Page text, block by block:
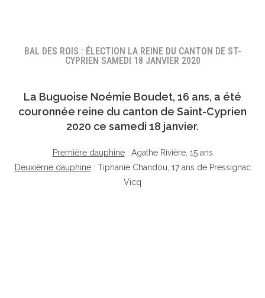
BAL DES ROIS : ÉLECTION LA REINE DU CANTON DE ST-
CYPRIEN SAMEDI 18 JANVIER 2020
La Buguoise Noémie Boudet, 16 ans, a été
couronnée reine du canton de Saint-Cyprien
2020 ce samedi 18 janvier.
Première dauphine: Agathe Rivière, 15 ans
Deuxième dauphine: Tiphanie Chandou, 17 ans de Pressignac
Vicq